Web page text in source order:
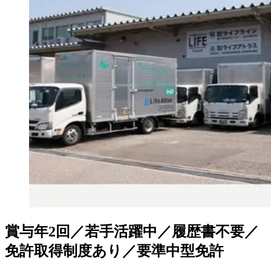
賞与年2回／若手活躍中／履歴書不要／
免許取得制度あり／要準中型免許